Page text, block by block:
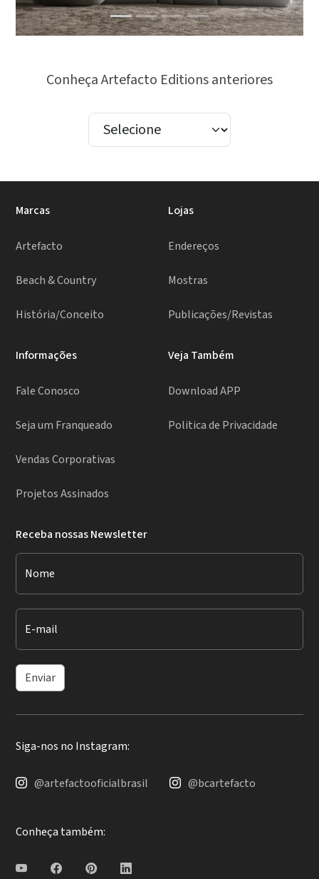
Conheça Artefacto Editions anteriores
Marcas
Artefacto
Beach & Country
História/Conceito
Lojas
Endereços
Mostras
Publicações/Revistas
Informações
Fale Conosco
Seja um Franqueado
Vendas Corporativas
Projetos Assinados
Veja Também
Download APP
Politica de Privacidade
Receba nossas Newsletter
Nome
E-mail
Enviar
Siga-nos no Instagram:
@artefactooficialbrasil @bcartefacto
Conheça também: